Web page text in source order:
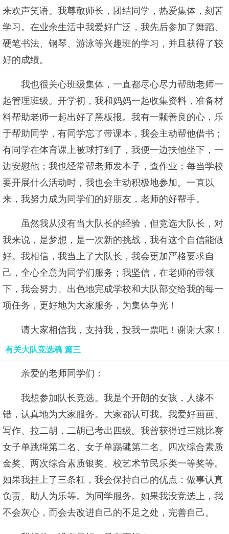
来欢声笑语。我尊敬师长，团结同学，热爱集体，刻苦
学习。在业余生活中我爱好广泛，我先后参加了舞蹈、
硬笔书法、钢琴、游泳等兴趣班的学习，并且获得了较
好的成绩。
我也很关心班级集体，一直都尽心尽力帮助老师一
起管理班级。开学初，我和妈妈一起收集资料，准备材
料帮助老师一起出好了黑板报。我有一颗善良的心，乐
于帮助同学，有同学忘了带课本，我会主动帮他借书；
有同学在体育课上被球打到了，我便一边扶他坐下，一
边安慰他；我也经常帮老师发本子，查作业；每当学校
要开展什么活动时，我也会主动积极地参加。一直以
来，我努力成为同学们的好朋友，老师的好帮手。
虽然我从没有当大队长的经验，但竞选大队长，对
我来说，是梦想，是一次新的挑战，我有这个自信能做
好。我相信，我当上了大队长，我会更加严格要求自
己，全心全意为同学们服务；我坚信，在老师的带领
下，我会努力、出色地完成学校和大队部交给我的每一
项任务，更好地为大家服务，为集体争光！
请大家相信我，支持我，投我一票吧！谢谢大家！
有关大队竞选稿 篇三
亲爱的老师同学们：
我想参加队长竞选。我是个开朗的女孩，人缘不
错，认真地为大家服务。大家都认可我。我爱好画画、
写作、拉二胡，二胡已考出四级。我曾获得过三跳比赛
女子单跳绳第二名、女子单踢毽第二名、四次综合素质
金奖、两次综合素质银奖、校艺术节民乐类一等奖等。
如果我挂上了三条杠，我会保持自己的优点：做事认真
负责、助人为乐等。为同学服务。如果我没竞选上，我
不会灰心，而会去改进自己的不足之处，完善自己。